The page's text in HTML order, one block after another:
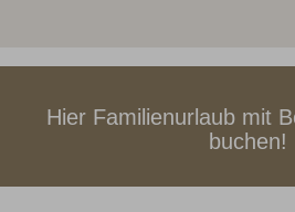
Hier Familienurlaub mit
buchen!